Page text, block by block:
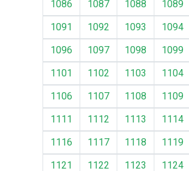
1086
1087 1088 1089
1091
1092 1093 1094
1096
1097 1098 1099
1101
1102 1103 1104
1106
1107 1108 1109
1111
1112 1113 1114
1116
1117 1118 1119
1121
1122 1123 1124